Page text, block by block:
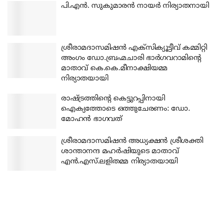
പി.എന്‍. സുകുമാരന്‍ നായര്‍ നിര്യാതനായി
ശ്രീരാമദാസമിഷന്‍ എക്‌സിക്യൂട്ടീവ് കമ്മിറ്റി
അംഗം ഡോ.ബ്രഹ്മചാരി ഭാര്‍ഗവറാമിന്റെ
മാതാവ് കെ.കെ.മീനാക്ഷിയമ്മ
നിര്യാതയായി
രാഷ്ട്രത്തിന്റെ കെട്ടുറപ്പിനായി
ഐക്യത്തോടെ ഒത്തുചേരണം: ഡോ.
മോഹന്‍ ഭാഗവത്
ശ്രീരാമദാസമിഷന്‍ അധ്യക്ഷന്‍ ശ്രീശക്തി
ശാന്താനന്ദ മഹര്‍ഷിയുടെ മാതാവ്
എന്‍.എസ്.ലളിതമ്മ നിര്യാതയായി